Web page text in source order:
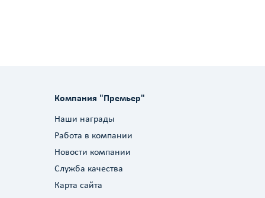
Компания "Премьер"
Наши награды
Работа в компании
Новости компании
Служба качества
Карта сайта